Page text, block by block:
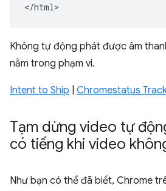
</html>
Không tự động phát được âm
nằm trong phạm vi.
Intent to Ship Chromestatus
Tạm dừng video tự
có tiếng khi video
Như bạn có thể đã biết, Chrome